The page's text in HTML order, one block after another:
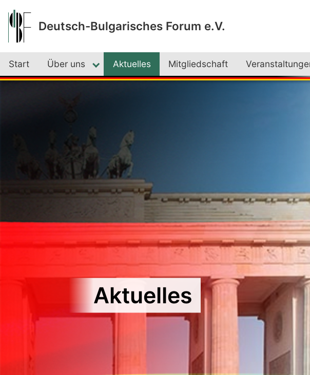
Deutsch-Bulgarisches Forum e.V.
Start Über uns Aktuelles Mitgliedschaft
Aktuelles